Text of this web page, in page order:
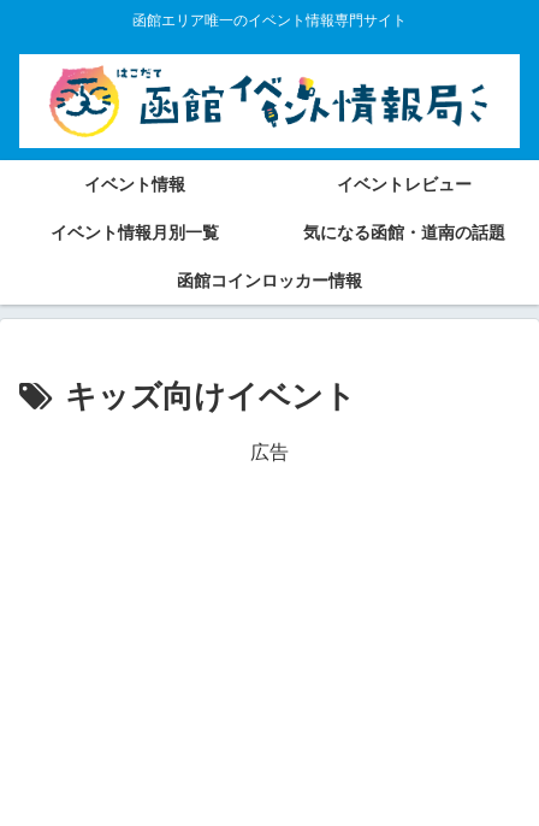
函館エリア唯一のイベント情報専門サイト
イベント情報 イベントレビュー
イベント情報月別一覧 気になる函館・道南の話題
函館コインロッカー情報
キッズ向けイベント
広告